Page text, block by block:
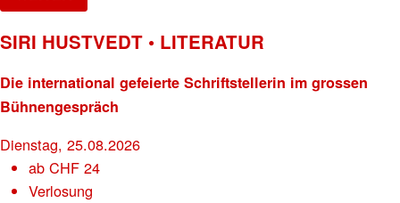
SIRI HUSTVEDT • LITERATUR
Die international gefeierte Schriftstellerin im grossen
Bühnengespräch
Dienstag, 25.08.2026
abCHF 24
Verlosung